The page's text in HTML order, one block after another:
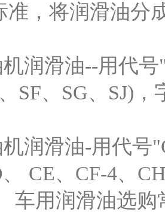
准，将润滑油分
机润滑油--用代
SF、SG、SJ)
润滑油-用代号
CE、CF-4、
用润滑油选